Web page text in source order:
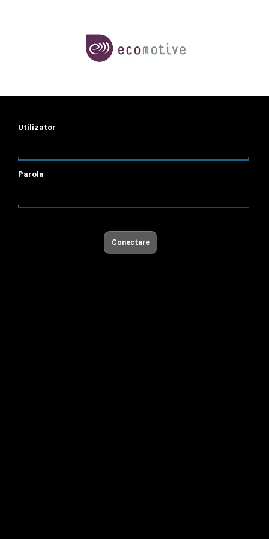
Utilizator
Parola
Conectare